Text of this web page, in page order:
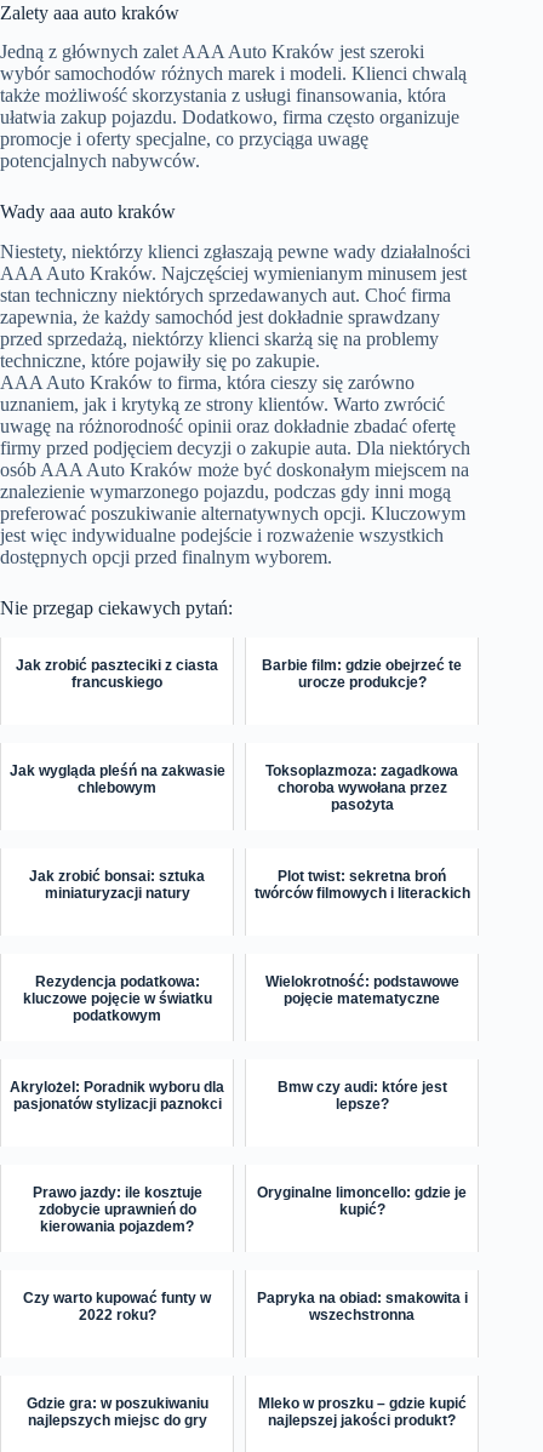
Zalety aaa auto kraków
Jedną z głównych zalet AAA Auto Kraków jest szeroki
wybór samochodów różnych marek i modeli. Klienci chwalą
także możliwość skorzystania z usługi finansowania, która
ułatwia zakup pojazdu. Dodatkowo, firma często organizuje
promocje i oferty specjalne, co przyciąga uwagę
potencjalnych nabywców.
Wady aaa auto kraków
Niestety, niektórzy klienci zgłaszają pewne wady działalności
AAA Auto Kraków. Najczęściej wymienianym minusem jest
stan techniczny niektórych sprzedawanych aut. Choć firma
zapewnia, że każdy samochód jest dokładnie sprawdzany
przed sprzedażą, niektórzy klienci skarżą się na problemy
techniczne, które pojawiły się po zakupie.
AAA Auto Kraków to firma, która cieszy się zarówno
uznaniem, jak i krytyką ze strony klientów. Warto zwrócić
uwagę na różnorodność opinii oraz dokładnie zbadać ofertę
firmy przed podjęciem decyzji o zakupie auta. Dla niektórych
osób AAA Auto Kraków może być doskonałym miejscem na
znalezienie wymarzonego pojazdu, podczas gdy inni mogą
preferować poszukiwanie alternatywnych opcji. Kluczowym
jest więc indywidualne podejście i rozważenie wszystkich
dostępnych opcji przed finalnym wyborem.
Nie przegap ciekawych pytań:
Jak zrobić paszteciki z ciasta
francuskiego
Barbie film: gdzie obejrzeć te
urocze produkcje?
Jak wygląda pleśń na zakwasie
chlebowym
Toksoplazmoza: zagadkowa
choroba wywołana przez
pasożyta
Jak zrobić bonsai: sztuka
miniaturyzacji natury
Plot twist: sekretna broń
twórców filmowych i literackich
Rezydencja podatkowa:
kluczowe pojęcie w światku
podatkowym
Wielokrotność: podstawowe
pojęcie matematyczne
Akrylożel: Poradnik wyboru dla
pasjonatów stylizacji paznokci
Bmw czy audi: które jest
lepsze?
Prawo jazdy: ile kosztuje
zdobycie uprawnień do
kierowania pojazdem?
Oryginalne limoncello: gdzie je
kupić?
Czy warto kupować funty w
2022 roku?
Papryka na obiad: smakowita i
wszechstronna
Gdzie gra: w poszukiwaniu
najlepszych miejsc do gry
Mleko w proszku – gdzie kupić
najlepszej jakości produkt?